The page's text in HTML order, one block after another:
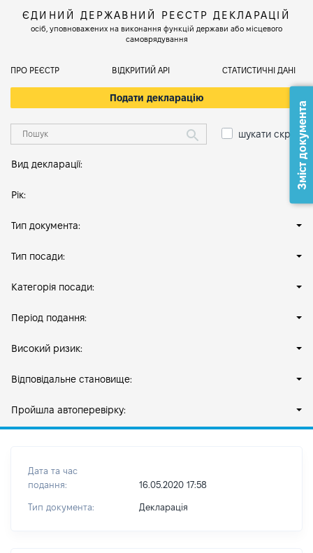
ЄДИНИЙ ДЕРЖАВНИЙ РЕЄСТР ДЕКЛАРАЦІЙ
осіб, уповноважених на виконання функцій держави або місцевого
самоврядування
ПРО РЕЄСТР ВІДКРИТИЙ АРІ СТАТИСТИЧНІ ДАНІ
Подати декларацію
шукати скрізь
Вид декларації:
Рік:
Тип документа:
Тип посади:
Категорія посади:
Період подання:
Високий ризик:
Відповідальне становище:
Пройшла автоперевірку:
Дата та час
подання:
16.05.2020 17:58
Тип документа: Декларація
Зміст документа